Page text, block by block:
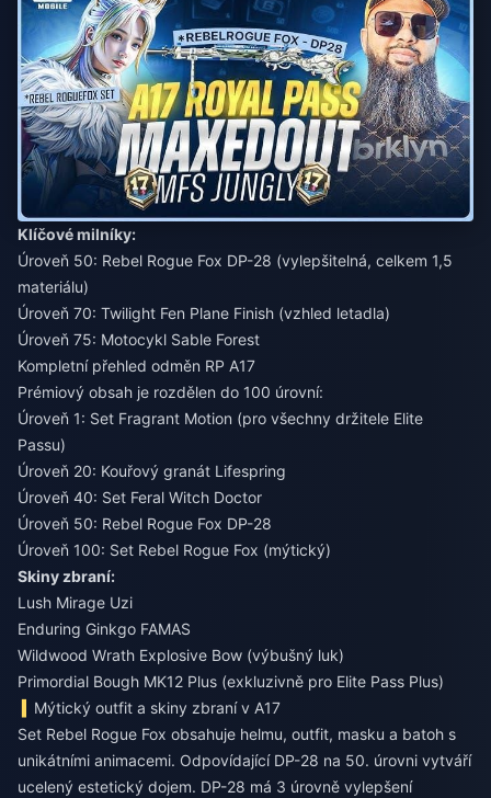
Klíčové milníky:
Úroveň 50: Rebel Rogue Fox DP-28 (vylepšitelná, celkem 1,5
materiálu)
Úroveň 70: Twilight Fen Plane Finish (vzhled letadla)
Úroveň 75: Motocykl Sable Forest
Kompletní přehled odměn RP A17
Prémiový obsah je rozdělen do 100 úrovní:
Úroveň 1: Set Fragrant Motion (pro všechny držitele Elite
Passu)
Úroveň 20: Kouřový granát Lifespring
Úroveň 40: Set Feral Witch Doctor
Úroveň 50: Rebel Rogue Fox DP-28
Úroveň 100: Set Rebel Rogue Fox (mýtický)
Skiny zbraní:
Lush Mirage Uzi
Enduring Ginkgo FAMAS
Wildwood Wrath Explosive Bow (výbušný luk)
Primordial Bough MK12 Plus (exkluzivně pro Elite Pass Plus)
Mýtický outfit a skiny zbraní v A17
Set Rebel Rogue Fox obsahuje helmu, outfit, masku a batoh s
unikátními animacemi. Odpovídající DP-28 na 50. úrovni vytváří
ucelený estetický dojem. DP-28 má 3 úrovně vylepšení